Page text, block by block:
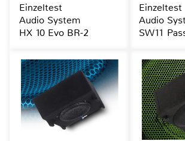
Einzeltest
Audio System
HX 10 Evo BR-2
Einzeltest
Audio
SW11